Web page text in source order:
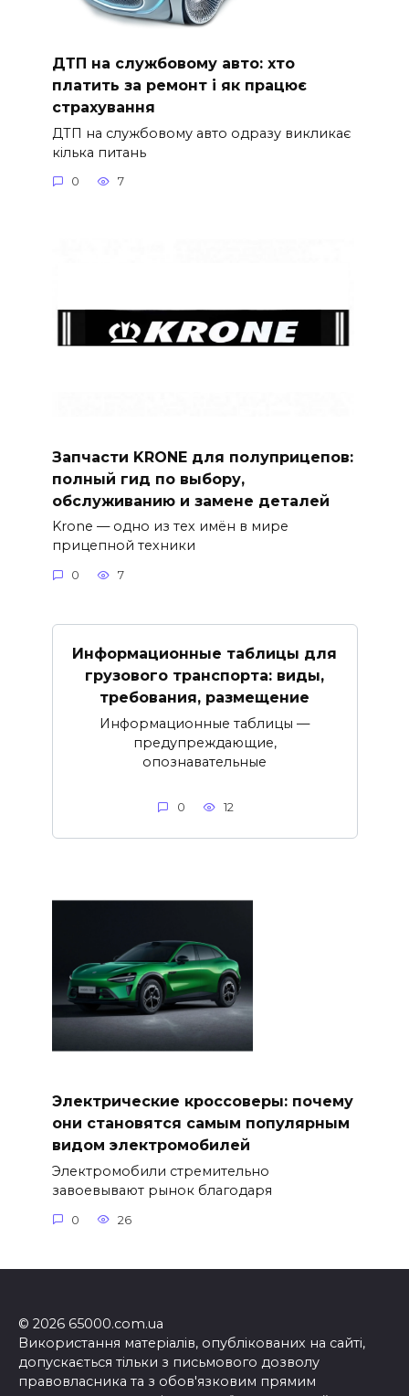
ДТП на службовому авто: хто
платить за ремонт і як працює
страхування
ДТП на службовому авто одразу викликає
кілька питань
0 7
Запчасти KRONE для полуприцепов:
полный гид по выбору,
обслуживанию и замене деталей
Krone — одно из тех имён в мире
прицепной техники
0 7
Информационные таблицы для
грузового транспорта: виды,
требования, размещение
Информационные таблицы —
предупреждающие,
опознавательные
0 12
Электрические кроссоверы: почему
они становятся самым популярным
видом электромобилей
Электромобили стремительно
завоевывают рынок благодаря
0 26
© 2026 65000.com.ua
Використання матеріалів, опублікованих на сайті,
допускається тільки з письмового дозволу
правовласника та з обов'язковим прямим